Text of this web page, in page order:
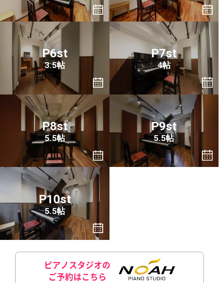
P6st
3.5帖
P7st
4帖
P8st
5.5帖
P9st
5.5帖
P10st
5.5帖
ピアノスタジオの
ご予約はこちら